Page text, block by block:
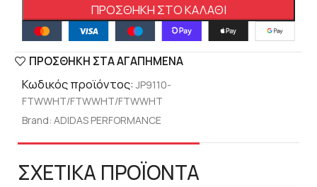
ΠΡΟΣΘΉΚΗ ΣΤΟ ΚΑΛΆΘΙ
ΠΡΟΣΘΉΚΗ ΣΤΑ ΑΓΑΠΗΜΈΝΑ
Κωδικός προϊόντος:JP9110-
FTWWHT/FTWWHT/FTWWHT
Brand: ADIDAS PERFORMANCE
ΣΧΕΤΙΚΑ ΠΡΟΪΟΝΤΑ